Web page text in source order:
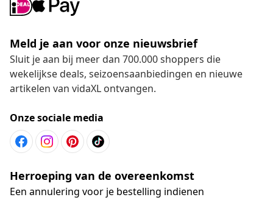
Meld je aan voor onze nieuwsbrief
Sluit je aan bij meer dan 700.000 shoppers die
wekelijkse deals, seizoensaanbiedingen en nieuwe
artikelen van vidaXL ontvangen.
Onze sociale media
Herroeping van de overeenkomst
Een annulering voor je bestelling indienen